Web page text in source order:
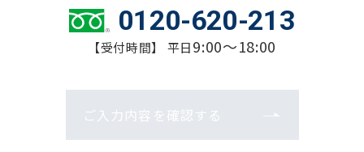
0120-620-213
【受付時間】 平日9:00～18:00
ご入力内容を確認する